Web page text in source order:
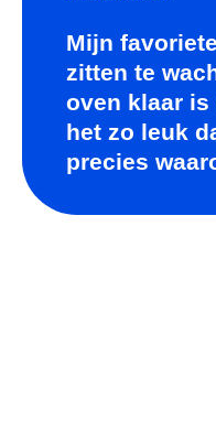
Mijn
zitten te
oven klaar is
het zo leuk
precies